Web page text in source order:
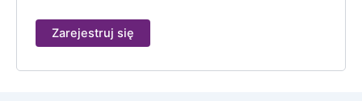
Zarejestruj się